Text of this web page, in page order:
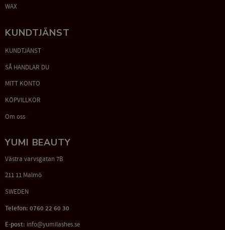
WAX
KUNDTJÄNST
KUNDTJÄNST
SÅ HANDLAR DU
MITT KONTO
KÖPVILLKOR
Om oss
YUMI BEAUTY
Västra varvsgatan 7B
211 11 Malmö
SWEDEN
Telefon: 0760 22 60 30
E-post: info@yumilashes.se